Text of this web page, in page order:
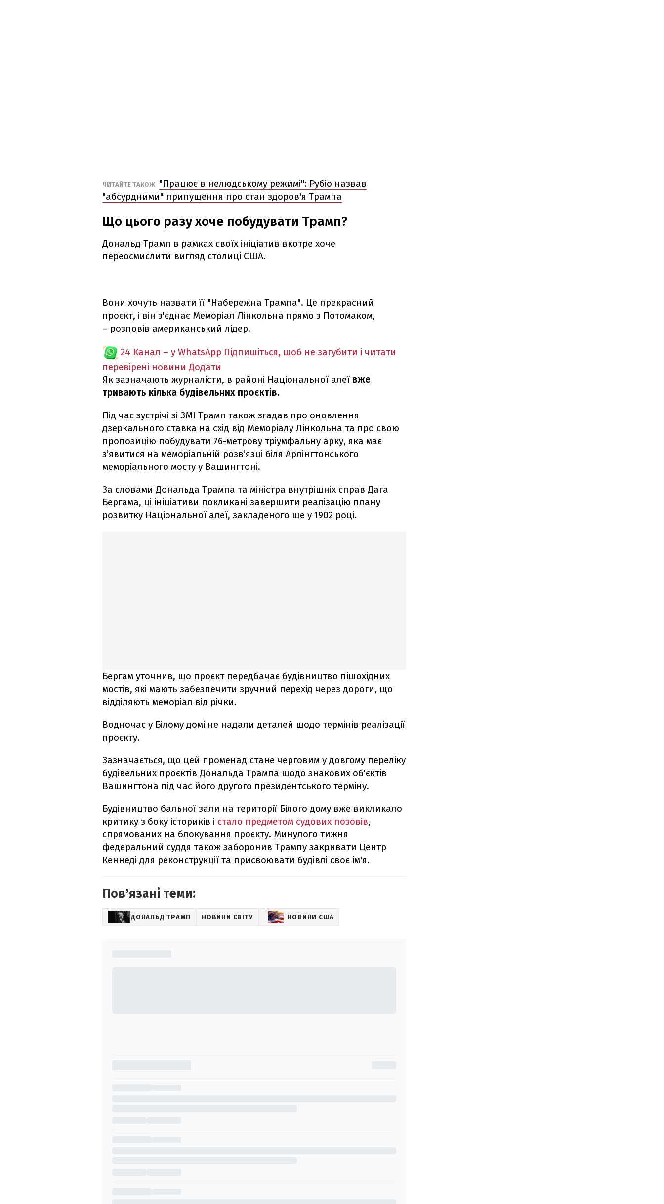
ЧИТАЙТЕ ТАКОЖ "Працює в нелюдському режимі": Рубіо назвав
"абсурдними" припущення про стан здоров'я Трампа
Що цього разу хоче побудувати Трамп?
Дональд Трамп в рамках своїх ініціатив вкотре хоче
переосмислити вигляд столиці США.
Вони хочуть назвати її "Набережна Трампа". Це прекрасний
проєкт, і він з'єднає Меморіал Лінкольна прямо з Потомаком,
– розповів американський лідер.
24 Канал – у WhatsApp Підпишіться, щоб не загубити і читати
перевірені новини Додати
Як зазначають журналісти, в районі Національної алеї вже
тривають кілька будівельних проєктів.
Під час зустрічі зі ЗМІ Трамп також згадав про оновлення
дзеркального ставка на схід від Меморіалу Лінкольна та про свою
пропозицію побудувати 76-метрову тріумфальну арку, яка має
з’явитися на меморіальній розв’язці біля Арлінгтонського
меморіального мосту у Вашингтоні.
За словами Дональда Трампа та міністра внутрішніх справ Дага
Бергама, ці ініціативи покликані завершити реалізацію плану
розвитку Національної алеї, закладеного ще у 1902 році.
Бергам уточнив, що проєкт передбачає будівництво пішохідних
мостів, які мають забезпечити зручний перехід через дороги, що
відділяють меморіал від річки.
Водночас у Білому домі не надали деталей щодо термінів реалізації
проєкту.
Зазначається, що цей променад стане черговим у довгому переліку
будівельних проєктів Дональда Трампа щодо знакових об'єктів
Вашингтона під час його другого президентського терміну.
Будівництво бальної зали на території Білого дому вже викликало
критику з боку істориків і стало предметом судових позовів,
спрямованих на блокування проєкту. Минулого тижня
федеральний суддя також заборонив Трампу закривати Центр
Кеннеді для реконструкції та присвоювати будівлі своє ім'я.
Повʼязані теми:
ДОНАЛЬД ТРАМП НОВИНИ СВІТУ НОВИНИ США